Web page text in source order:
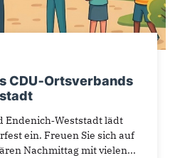
CDU‑Ortsverbands
Endenich‑Weststadt lädt
ein. Freuen Sie sich auf
Nachmittag mit vielen...